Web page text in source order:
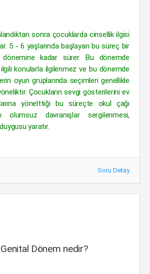
sonra çocuklarda cinsellik ilgisi
5 - 6 yaşlarında başlayan bu süreç bir
dönemine kadar sürer. Bu dönemde
konularla ilgilenmez ve bu dönemde
oyun gruplarında seçimleri genellikle
Çocukların sevgi gösterilerini ev
yönelttiği bu süreçte okul çağı
olumsuz davranışlar sergilenmesi,
yaratır.
Soru Detay
Dönem nedir?